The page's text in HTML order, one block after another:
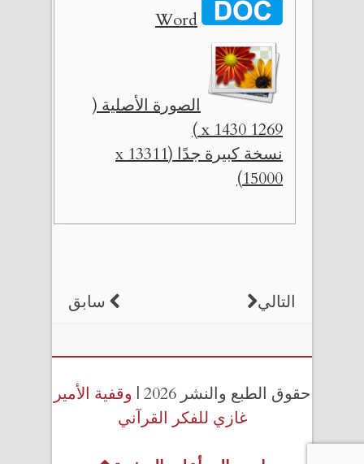
Word
الصورة الأصلية (
1269 x 1430 )
نسخة كبيرة جدًا (13311 x
15000)
سابق التالي
حقوق الطبع والنشر 2026 |
وقفية الأمير
غازي للفكر القرآني